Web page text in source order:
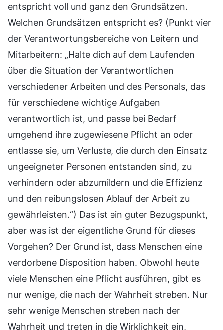
entspricht voll und ganz den Grundsätzen.
Welchen Grundsätzen entspricht es? (Punkt vier
der Verantwortungsbereiche von Leitern und
Mitarbeitern: „Halte dich auf dem Laufenden
über die Situation der Verantwortlichen
verschiedener Arbeiten und des Personals, das
für verschiedene wichtige Aufgaben
verantwortlich ist, und passe bei Bedarf
umgehend ihre zugewiesene Pflicht an oder
entlasse sie, um Verluste, die durch den Einsatz
ungeeigneter Personen entstanden sind, zu
verhindern oder abzumildern und die Effizienz
und den reibungslosen Ablauf der Arbeit zu
gewährleisten.“) Das ist ein guter Bezugspunkt,
aber was ist der eigentliche Grund für dieses
Vorgehen? Der Grund ist, dass Menschen eine
verdorbene Disposition haben. Obwohl heute
viele Menschen eine Pflicht ausführen, gibt es
nur wenige, die nach der Wahrheit streben. Nur
sehr wenige Menschen streben nach der
Wahrheit und treten in die Wirklichkeit ein,